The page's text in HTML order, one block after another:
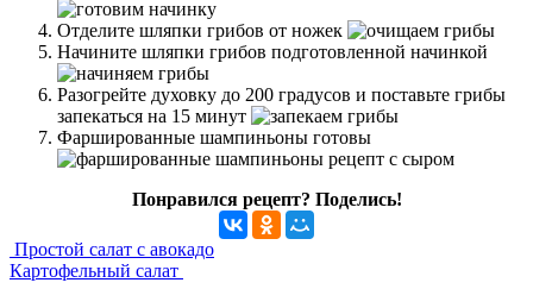
Отделите шляпки грибов от ножек
Начините шляпки грибов подготовленной начинкой
Разогрейте духовку до 200 градусов и поставьте грибы
запекаться на 15 минут
Фаршированные шампиньоны готовы
Понравился рецепт? Поделись!
Простой салат с авокадо
Картофельный салат